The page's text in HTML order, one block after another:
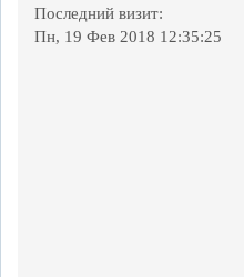
Последний визит:
Пн, 19 Фев 2018 12:35:25